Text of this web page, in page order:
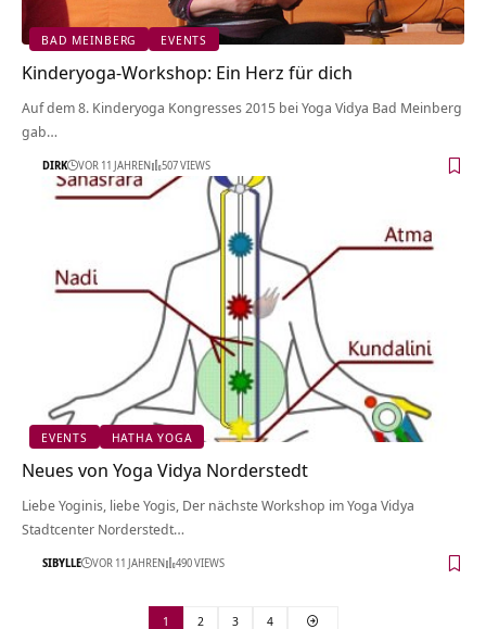
BAD MEINBERG EVENTS
Kinderyoga-Workshop: Ein Herz für dich
Auf dem 8. Kinderyoga Kongresses 2015 bei Yoga Vidya Bad Meinberg
gab…
DIRK VOR 11 JAHREN 507 VIEWS
EVENTS HATHA YOGA
Neues von Yoga Vidya Norderstedt
Liebe Yoginis, liebe Yogis, Der nächste Workshop im Yoga Vidya
Stadtcenter Norderstedt…
SIBYLLE VOR 11 JAHREN 490 VIEWS
1 2 3 4